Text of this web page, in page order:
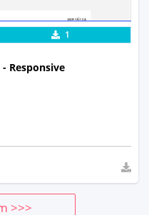
Xem Thực Tế
1
Responsive
>>>